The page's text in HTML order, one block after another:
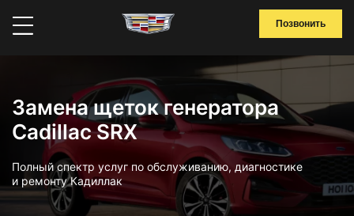
Позвонить
Замена щеток генератора
Cadillac SRX
Полный спектр услуг по обслуживанию, диагностике
и ремонту Кадиллак